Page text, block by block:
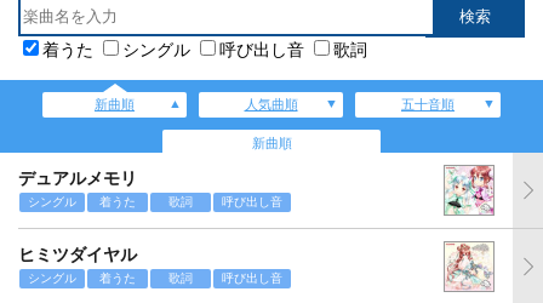
着うた シングル 呼び出し音 歌詞
新曲順 人気曲順 五十音順
新曲順
デュアルメモリ
シングル 着うた 歌詞 呼び出し音
ヒミツダイヤル
シングル 着うた 歌詞 呼び出し音